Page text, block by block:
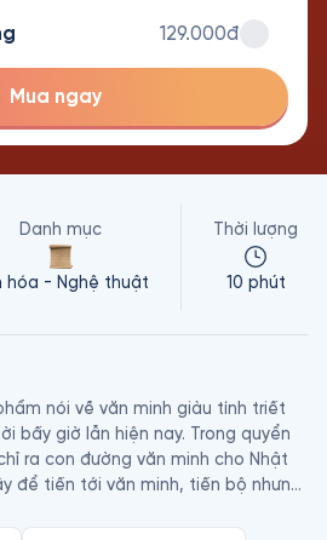
129.000đ
Mua ngay
Danh mục
hóa - Nghệ thuật
Thời lượng
10 phút
nói về văn minh giàu tính triết
bấy giờ lẫn hiện nay. Trong quyển
ra con đường văn minh cho Nhật
để tiến tới văn minh, tiến bộ nhưng
giá trị và cả những hạn chế ở